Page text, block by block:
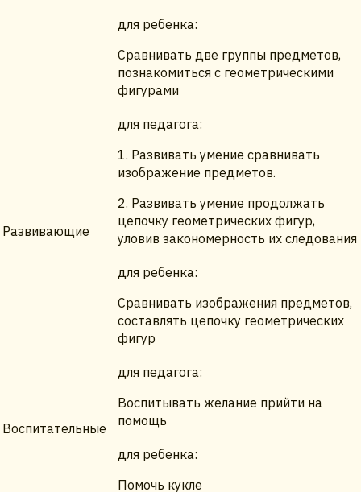
для ребенка:
Сравнивать две группы предметов,
познакомиться с геометрическими
фигурами
Развивающие
для педагога:
1. Развивать умение сравнивать
изображение предметов.
2. Развивать умение продолжать
цепочку геометрических фигур,
уловив закономерность их следования
для ребенка:
Сравнивать изображения предметов,
составлять цепочку геометрических
фигур
Воспитательные
для педагога:
Воспитывать желание прийти на
помощь
для ребенка:
Помочь кукле